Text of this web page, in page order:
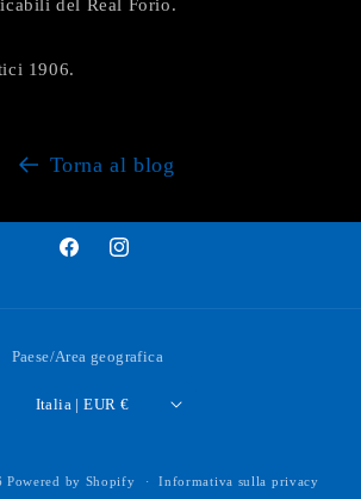
del Real Forio.
1906.
Torna al blog
FacebookInstagram
Paese/Area geografica
Italia | EUR €
Powered by Shopify Informativa sulla privacy